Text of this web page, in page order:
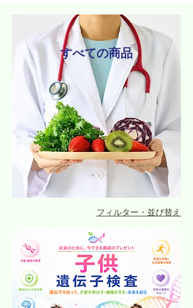
すべての商品
フィルター・並び替え